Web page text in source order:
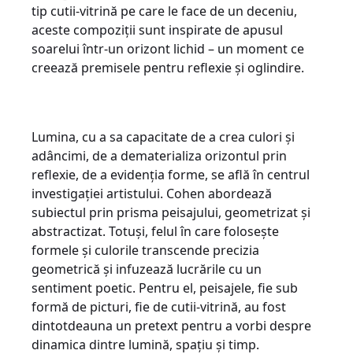
tip cutii-vitrină pe care le face de un deceniu,
aceste compoziții sunt inspirate de apusul
soarelui într-un orizont lichid – un moment ce
creează premisele pentru reflexie și oglindire.
Lumina, cu a sa capacitate de a crea culori și
adâncimi, de a dematerializa orizontul prin
reflexie, de a evidenția forme, se află în centrul
investigației artistului. Cohen abordează
subiectul prin prisma peisajului, geometrizat și
abstractizat. Totuși, felul în care folosește
formele și culorile transcende precizia
geometrică și infuzează lucrările cu un
sentiment poetic. Pentru el, peisajele, fie sub
formă de picturi, fie de cutii-vitrină, au fost
dintotdeauna un pretext pentru a vorbi despre
dinamica dintre lumină, spațiu și timp.